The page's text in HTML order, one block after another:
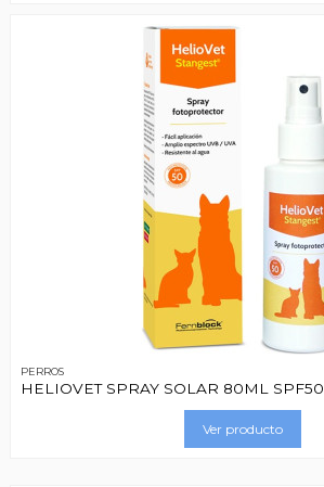
PERROS
HELIOVET SPRAY SOLAR 80ML SPF50
Ver producto